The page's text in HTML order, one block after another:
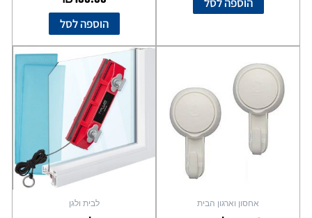
הוספה לסל
אחסון וארגון הבית לבית ולגן